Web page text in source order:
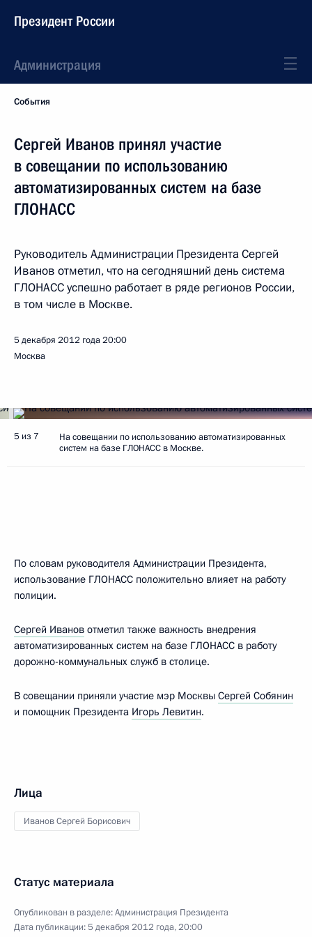
Президент России
Администрация
События
Сергей Иванов принял участие
в совещании по использованию
автоматизированных систем на базе
ГЛОНАСС
Руководитель Администрации Президента Сергей
Иванов отметил, что на сегодняшний день система
ГЛОНАСС успешно работает в ряде регионов России,
в том числе в Москве.
5 декабря 2012 года20:00
Москва
5 из 7
На совещании по использованию автоматизированных
систем на базе ГЛОНАСС в Москве.
По словам руководителя Администрации Президента,
использование ГЛОНАСС положительно влияет на работу
полиции.
Сергей Иванов отметил также важность внедрения
автоматизированных систем на базе ГЛОНАСС в работу
дорожно-коммунальных служб в столице.
В совещании приняли участие мэр Москвы Сергей Собянин
и помощник Президента Игорь Левитин.
Лица
Иванов Сергей Борисович
Статус материала
Опубликован в разделе:Администрация Президента
Дата публикации:5 декабря 2012 года, 20:00